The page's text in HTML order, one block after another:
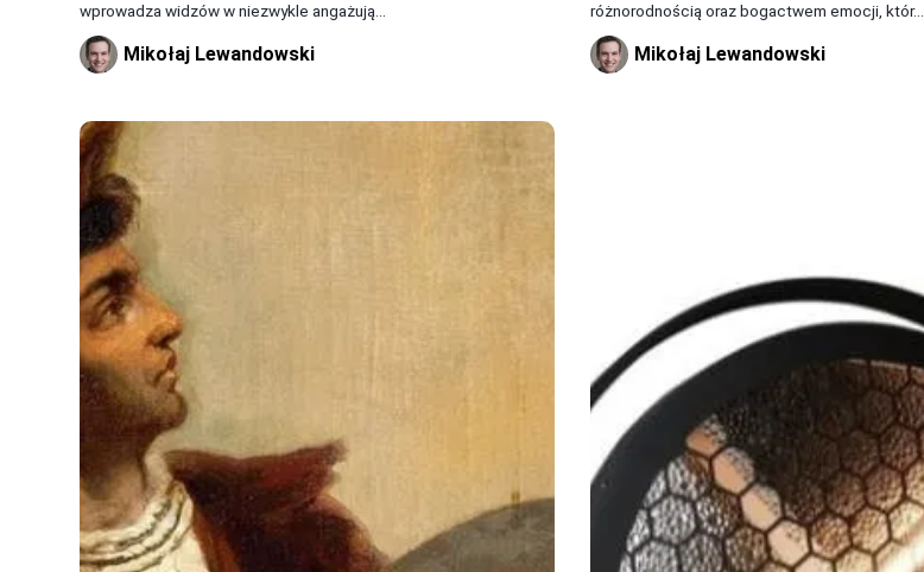
wprowadza widzów w niezwykle angażują...
Mikołaj Lewandowski
różnorodnością oraz bogactwem emocji, któr...
Mikołaj Lewandowski